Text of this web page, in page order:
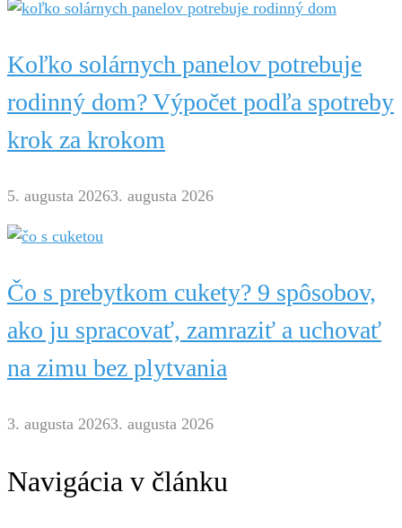
Koľko solárnych panelov potrebuje
rodinný dom? Výpočet podľa spotreby
krok za krokom
5. augusta 20263. augusta 2026
Čo s prebytkom cukety? 9 spôsobov,
ako ju spracovať, zamraziť a uchovať
na zimu bez plytvania
3. augusta 20263. augusta 2026
Navigácia v článku